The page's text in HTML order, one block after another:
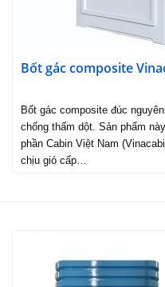
Bốt gác composite
Bốt gác composite đúc
chống thấm dột. Sản phẩm
phần Cabin Việt Nam
chịu gió cấp…